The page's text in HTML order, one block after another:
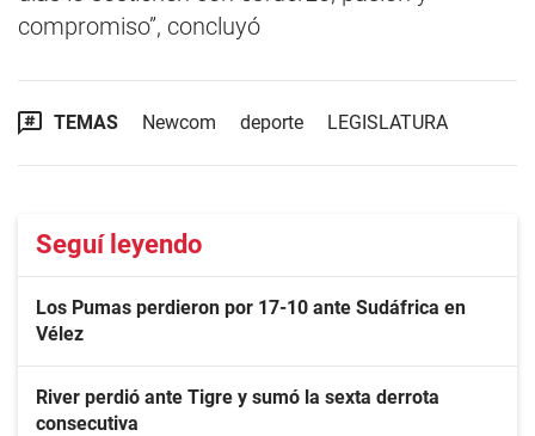
compromiso”, concluyó
TEMAS Newcom deporte LEGISLATURA
Seguí leyendo
Los Pumas perdieron por 17-10 ante Sudáfrica en
Vélez
River perdió ante Tigre y sumó la sexta derrota
consecutiva